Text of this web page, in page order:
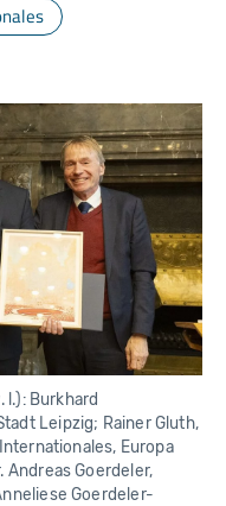
l.): Burkhard
Leipzig; Rainer Gluth,
Europa
Andreas Goerdeler,
Goerdeler-